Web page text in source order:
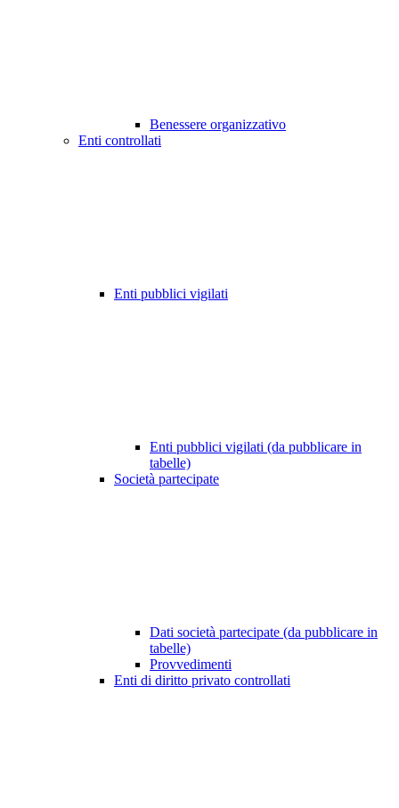
Benessere organizzativo
Enti controllati
Enti pubblici vigilati
Enti pubblici vigilati (da pubblicare in
tabelle)
Società partecipate
Dati società partecipate (da pubblicare in
tabelle)
Provvedimenti
Enti di diritto privato controllati